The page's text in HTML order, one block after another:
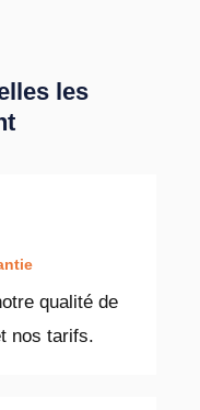
les
qualité de
nos tarifs.